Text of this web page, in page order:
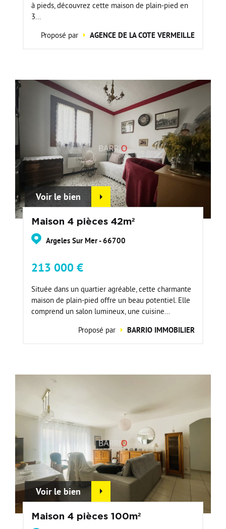
à pieds, découvrez cette maison de plain-pied en
3...
Proposé par
AGENCE DE LA COTE VERMEILLE
Voir le bien
Maison 4 pièces 42m²
Argeles Sur Mer - 66700
213 000 €
Située dans un quartier agréable, cette charmante
maison de plain-pied offre un beau potentiel. Elle
comprend un salon lumineux, une cuisine...
Proposé par
BARRIO IMMOBILIER
Voir le bien
Maison 4 pièces 100m²